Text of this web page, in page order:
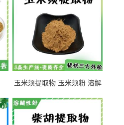
玉米须提取物 玉米须粉 溶解